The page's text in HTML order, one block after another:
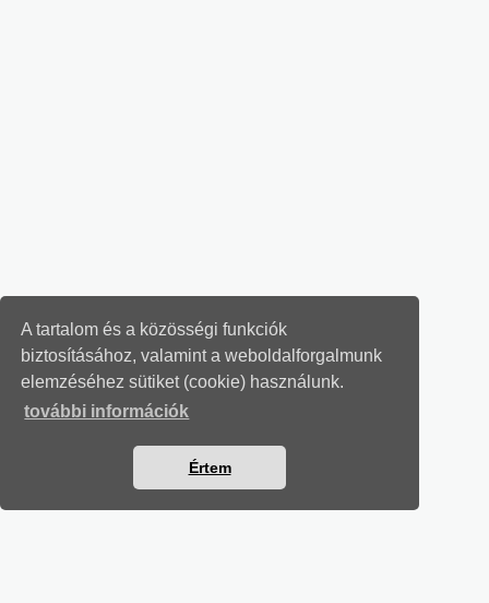
A tartalom és a közösségi funkciók
biztosításához, valamint a weboldalforgalmunk
elemzéséhez sütiket (cookie) használunk.
további információk
Értem